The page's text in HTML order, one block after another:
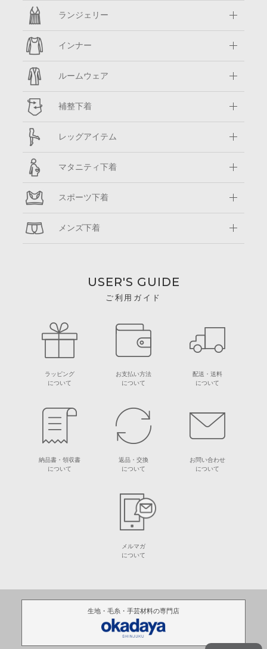
ランジェリー
インナー
ルームウェア
補整下着
レッグアイテム
マタニティ下着
スポーツ下着
メンズ下着
USER'S GUIDE
ご利用ガイド
ラッピング
について
お支払い方法
について
配送・送料
について
納品書・領収書
について
返品・交換
について
お問い合わせ
について
メルマガ
について
生地・毛糸・手芸材料の専門店